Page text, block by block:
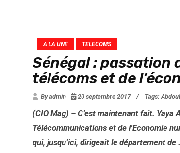
A LA UNE TELECOMS
Sénégal : passation
télécoms et de
By admin 20 septembre 2017 / Tags:
(CIO Mag) – C’est maintenant fait.
Télécommunications et de l’Economie
qui, jusqu’ici, dirigeait le département de